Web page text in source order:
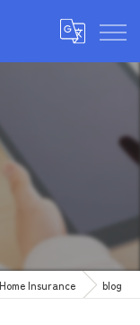
Insurance blog